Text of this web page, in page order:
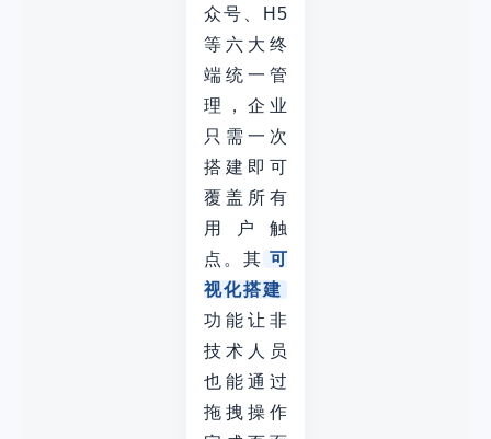
众号、H5
等六大终
端统一管
理，企业
只需一次
搭建即可
覆盖所有
用户触
点。其 可
视化搭建
功能让非
技术人员
也能通过
拖拽操作